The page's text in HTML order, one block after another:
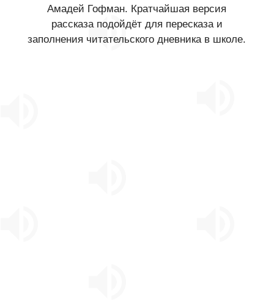
Амадей Гофман. Кратчайшая версия
рассказа подойдёт для пересказа и
заполнения читательского дневника в школе.